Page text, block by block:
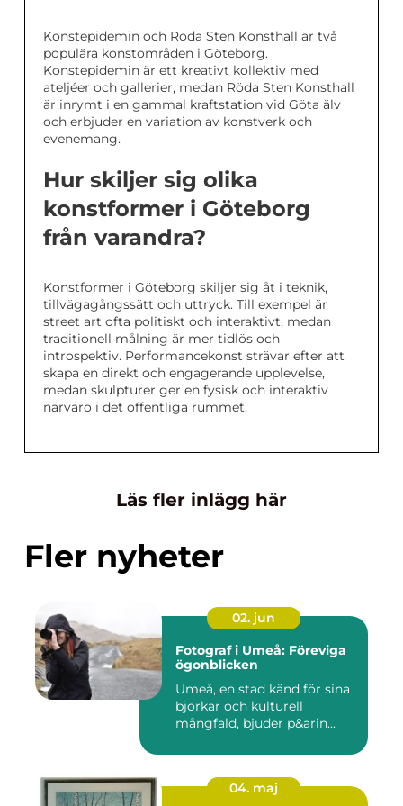
Konstepidemin och Röda Sten Konsthall är två
populära konstområden i Göteborg.
Konstepidemin är ett kreativt kollektiv med
ateljéer och gallerier, medan Röda Sten Konsthall
är inrymt i en gammal kraftstation vid Göta älv
och erbjuder en variation av konstverk och
evenemang.
Hur skiljer sig olika
konstformer i Göteborg
från varandra?
Konstformer i Göteborg skiljer sig åt i teknik,
tillvägagångssätt och uttryck. Till exempel är
street art ofta politiskt och interaktivt, medan
traditionell målning är mer tidlös och
introspektiv. Performancekonst strävar efter att
skapa en direkt och engagerande upplevelse,
medan skulpturer ger en fysisk och interaktiv
närvaro i det offentliga rummet.
Läs fler inlägg här
Fler nyheter
02. jun
Fotograf i Umeå: Föreviga
ögonblicken
Umeå, en stad känd för sina
björkar och kulturell
mångfald, bjuder p&arin...
04. maj